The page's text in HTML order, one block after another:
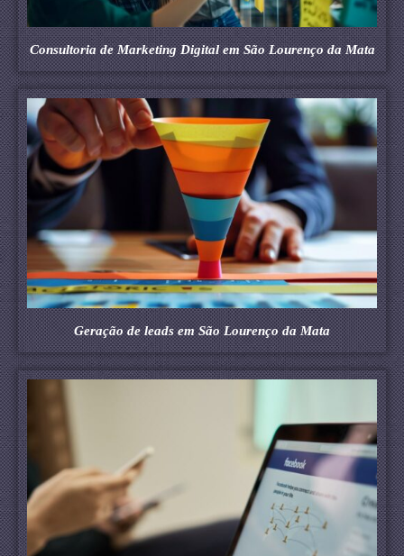
Consultoria de Marketing Digital em São Lourenço da Mata
Geração de leads em São Lourenço da Mata